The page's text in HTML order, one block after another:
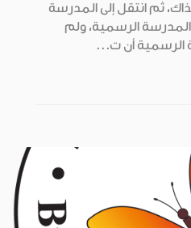
ثم انتقل إلى المدرسة
المدرسة الرسمية، ولم
الرسمية أن ت...